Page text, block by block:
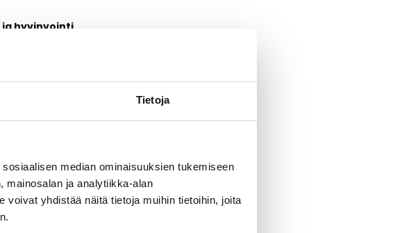
Tietoja
median ominaisuuksien tukemiseen
mainosalan ja analytiikka-alan
voivat yhdistää näitä tietoja muihin tietoihin, joita
ja hyvinvointi
#varaus